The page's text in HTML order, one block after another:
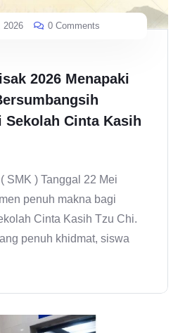
2026 0 Comments
2026 Menapaki
Sekolah Cinta Kasih
SMK ) Tanggal 22 Mei
penuh makna bagi
Cinta Kasih Tzu Chi.
penuh khidmat, siswa